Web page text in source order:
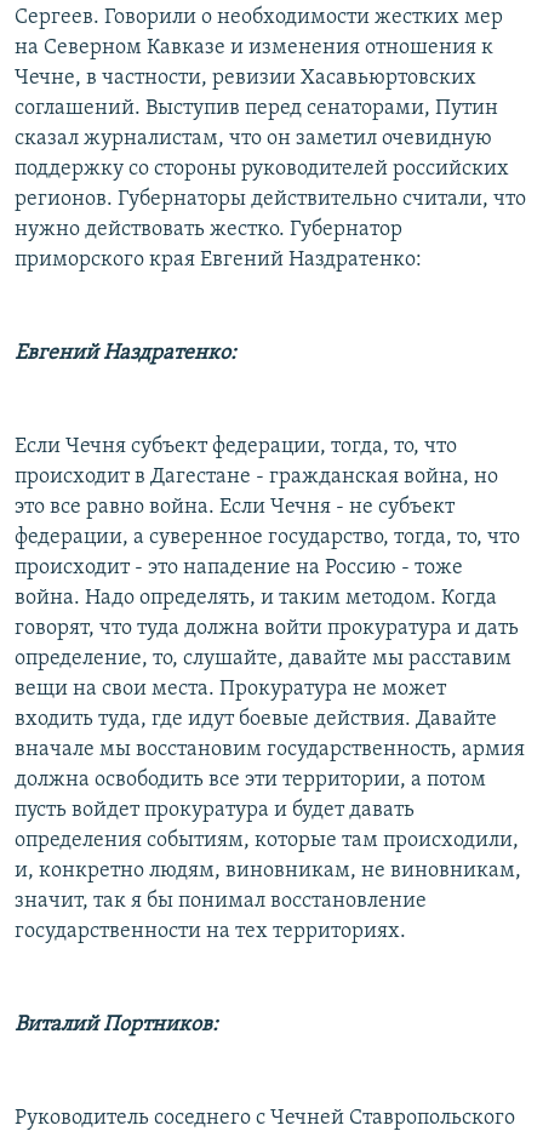
Сергеев. Говорили о необходимости жестких мер
на Северном Кавказе и изменения отношения к
Чечне, в частности, ревизии Хасавьюртовских
соглашений. Выступив перед сенаторами, Путин
сказал журналистам, что он заметил очевидную
поддержку со стороны руководителей российских
регионов. Губернаторы действительно считали, что
нужно действовать жестко. Губернатор
приморского края Евгений Наздратенко:
Евгений Наздратенко:
Если Чечня субъект федерации, тогда, то, что
происходит в Дагестане - гражданская война, но
это все равно война. Если Чечня - не субъект
федерации, а суверенное государство, тогда, то, что
происходит - это нападение на Россию - тоже
война. Надо определять, и таким методом. Когда
говорят, что туда должна войти прокуратура и дать
определение, то, слушайте, давайте мы расставим
вещи на свои места. Прокуратура не может
входить туда, где идут боевые действия. Давайте
вначале мы восстановим государственность, армия
должна освободить все эти территории, а потом
пусть войдет прокуратура и будет давать
определения событиям, которые там происходили,
и, конкретно людям, виновникам, не виновникам,
значит, так я бы понимал восстановление
государственности на тех территориях.
Виталий Портников:
Руководитель соседнего с Чечней Ставропольского